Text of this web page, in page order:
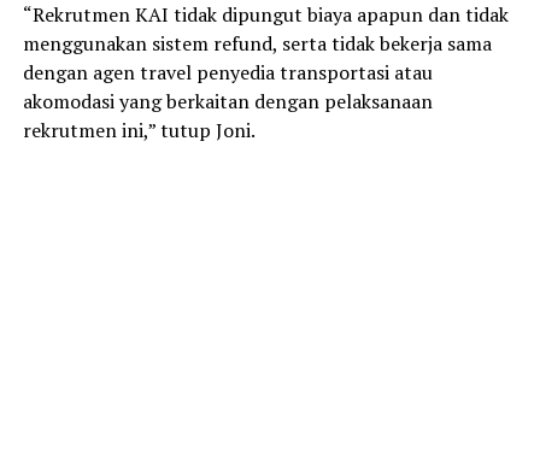
“Rekrutmen KAI tidak dipungut biaya apapun dan tidak
menggunakan sistem refund, serta tidak bekerja sama
dengan agen travel penyedia transportasi atau
akomodasi yang berkaitan dengan pelaksanaan
rekrutmen ini,” tutup Joni.